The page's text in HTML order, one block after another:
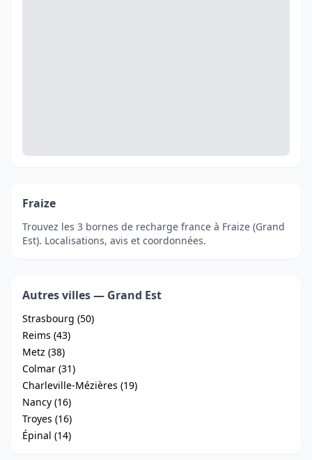
Fraize
Trouvez les 3 bornes de recharge france à Fraize (Grand
Est). Localisations, avis et coordonnées.
Autres villes — Grand Est
Strasbourg (50)
Reims (43)
Metz (38)
Colmar (31)
Charleville-Mézières (19)
Nancy (16)
Troyes (16)
Épinal (14)